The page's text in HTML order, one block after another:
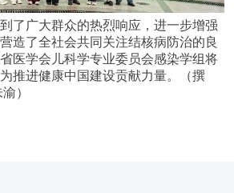
了广大群众的热烈响应，进一步增强
造了全社会共同关注结核病防治的良
医学会儿科学专业委员会感染学组将
推进健康中国建设贡献力量。
（撰
渝）